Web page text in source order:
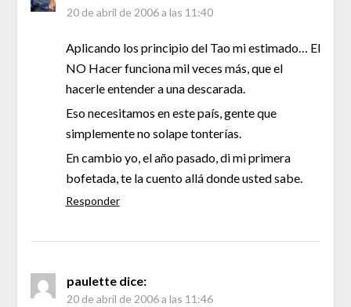
20 de abril de 2006 a las 11:40
Aplicando los principio del Tao mi estimado… El
NO Hacer funciona mil veces más, que el
hacerle entender a una descarada.
Eso necesitamos en este país, gente que
simplemente no solape tonterías.
En cambio yo, el año pasado, di mi primera
bofetada, te la cuento allá donde usted sabe.
Responder
paulette dice:
20 de abril de 2006 a las 11:46